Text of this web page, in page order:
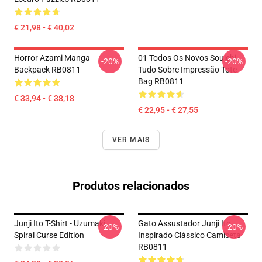
€ 21,98 - € 40,02
Horror Azami Manga
Backpack RB0811
€ 33,94 - € 38,18
-20%
01 Todos Os Novos Souichi
Tudo Sobre Impressão Tote
Bag RB0811
€ 22,95 - € 27,55
-20%
VER MAIS
Produtos relacionados
Junji Ito T-Shirt - Uzumaki
Spiral Curse Edition
-20%
Gato Assustador Junji Ito
Inspirado Clássico Camiseta
RB0811
-20%